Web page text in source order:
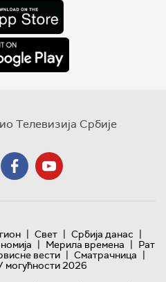
Телевизија Србије
| Свет | Србија данас |
| Мерила времена | Рат
вести | Сматрачница |
могућности 2026